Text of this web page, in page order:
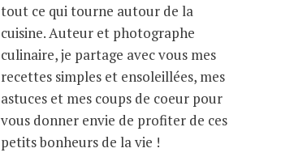
tout ce qui tourne autour de la
cuisine. Auteur et photographe
culinaire, je partage avec vous mes
recettes simples et ensoleillées, mes
astuces et mes coups de coeur pour
vous donner envie de profiter de ces
petits bonheurs de la vie !